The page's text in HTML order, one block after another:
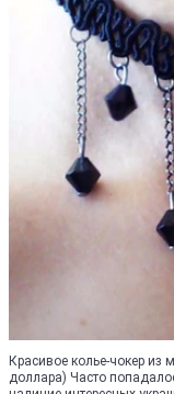
Красивое колье-чокер из
доллара) Часто